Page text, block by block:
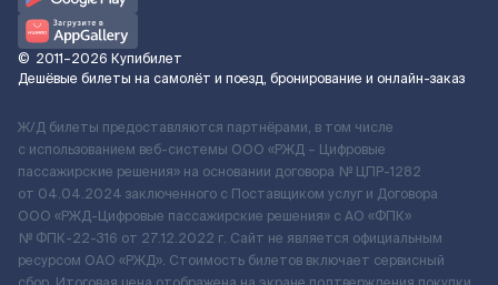
© 2011–2026 Купибилет
Дешёвые билеты на самолёт и поезд, бронирование и онлайн-заказ
Ж/Д билеты предоставляются партнёрами, в том числе
с использованием веб-системы ООО «РЖД – Цифровые
пассажирские решения» на основании договора № ЦПР-1282
от 04.04.2024 заключенного с Поставщиком услуг и Договора
ООО «РЖД-Цифровые пассажирские решения» c АО «ФПК»
№ ФПК-22-316 от 27.12.2022 г. Сайт не является официальным
ресурсом ОАО «РЖД». Стоимость билетов включает сервисный